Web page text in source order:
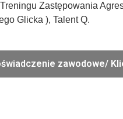
Zastępowania
Glicka ), Talent Q.
zawodowe/